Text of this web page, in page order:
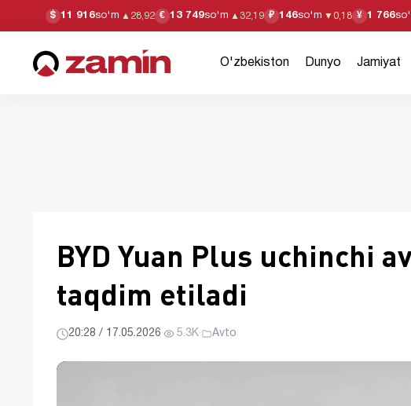
$ 11 916so'm ▲ 28,92 € 13 749so'm ▲ 32,19 ₽ 146so'm ▼ 0,18 ¥ 1 766
O'zbekiston Dunyo Jamiyat
BYD Yuan Plus uchinchi
taqdim etiladi
20:28 / 17.05.2026· 5.3K· Avto